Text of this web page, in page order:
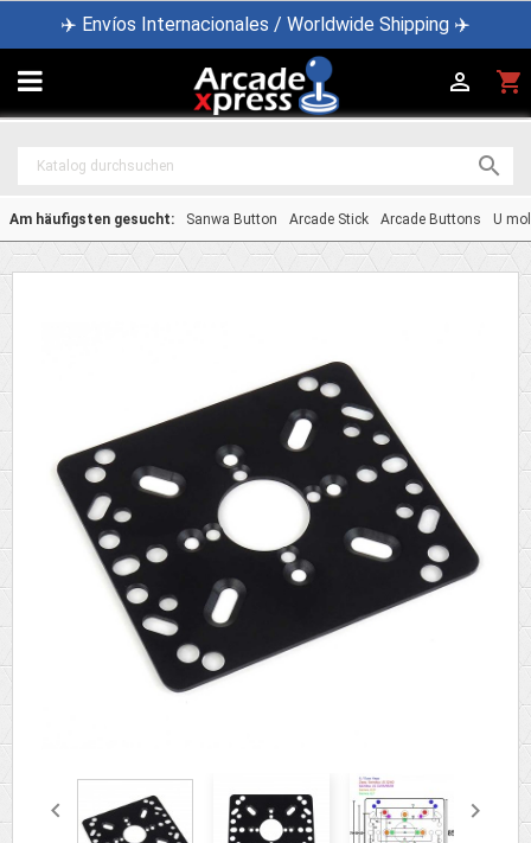
✈️ Envíos Internacionales / Worldwide Shipping ✈️
 shopping_cart


Am häufigsten gesucht: Sanwa Button Arcade Stick Arcade Buttons U
 